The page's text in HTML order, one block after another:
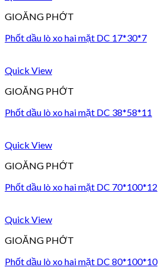
GIOĂNG PHỚT
Phốt dầu lò xo hai mặt DC 17*30*7
Quick View
GIOĂNG PHỚT
Phốt dầu lò xo hai mặt DC 38*58*11
Quick View
GIOĂNG PHỚT
Phốt dầu lò xo hai mặt DC 70*100*12
Quick View
GIOĂNG PHỚT
Phốt dầu lò xo hai mặt DC 80*100*10